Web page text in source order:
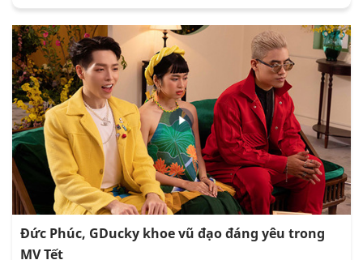
Đức Phúc, GDucky khoe vũ đạo đáng yêu trong
MV Tết